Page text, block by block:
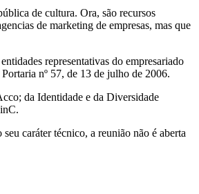
de cultura. Ora, são recursos
de marketing de empresas, mas que
representativas do empresariado
nº 57, de 13 de julho de 2006.
da Identidade e da Diversidade
caráter técnico, a reunião não é aberta